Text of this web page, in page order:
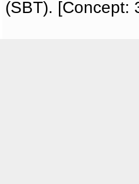
(SBT). [Concept: